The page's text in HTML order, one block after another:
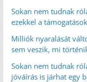
Sokan nem tudnak
ezekkel a
Milliók nyaralását
sem veszik, mi
Sokan nem tudnak
jóváírás is járhat egy